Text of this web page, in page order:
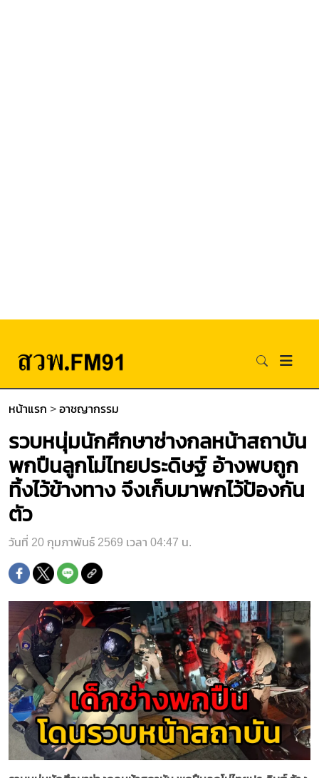
หน้าแรก > อาชญากรรม
รวบหนุ่มนักศึกษาช่างกลหน้าสถาบัน
พกปืนลูกโม่ไทยประดิษฐ์ อ้างพบถูก
ทิ้งไว้ข้างทาง จึงเก็บมาพกไว้ป้องกัน
ตัว
วันที่ 20 กุมภาพันธ์ 2569 เวลา 04:47 น.